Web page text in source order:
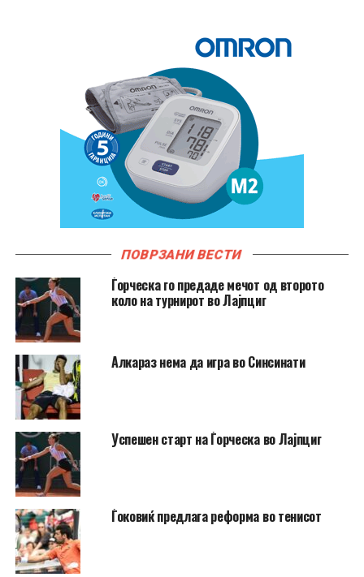
ПОВРЗАНИ ВЕСТИ
Ѓорческа го предаде мечот од второто
коло на турнирот во Лајпциг
Алкараз нема да игра во Синсинати
Успешен старт на Ѓорческа во Лајпциг
Ѓоковиќ предлага реформа во тенисот